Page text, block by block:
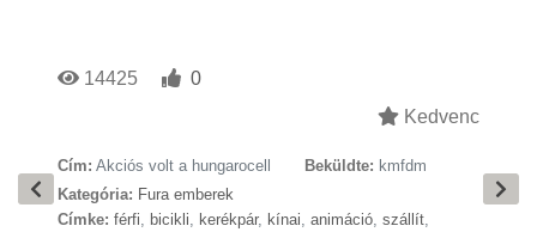
14425
0
Kedvenc
Cím: Akciós volt a hungarocell Beküldte: kmfdm
Kategória: Fura emberek
Címke: férfi, bicikli, kerékpár, kínai, animáció, szállít,